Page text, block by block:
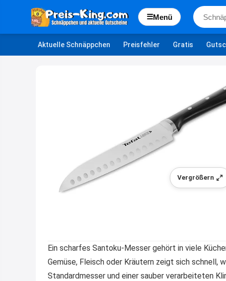
☰Menü
Aktuelle Schnäppchen Preisfehler Gratis
Vergrößern
Ein scharfes Santoku-Messer gehört in viele
Gemüse, Fleisch oder Kräutern zeigt sich schnell,
Standardmesser und einer sauber verarbeiteten